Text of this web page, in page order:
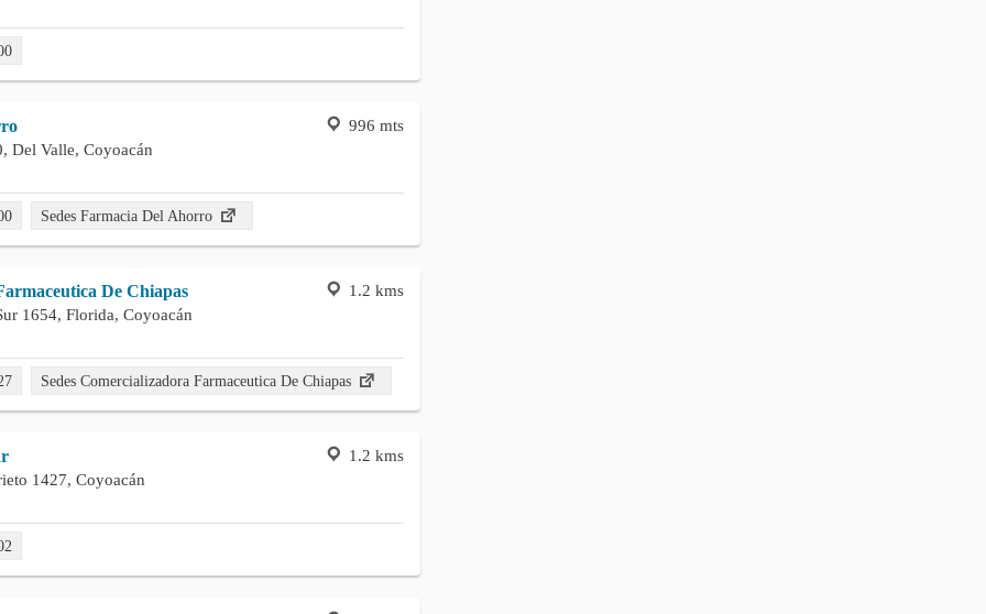
996 mts
Del Valle, Coyoacán
Sedes Farmacia Del Ahorro
1.2 kms
De Chiapas
1654, Florida, Coyoacán
Sedes Comercializadora Farmaceutica De Chiapas
1.2 kms
1427, Coyoacán